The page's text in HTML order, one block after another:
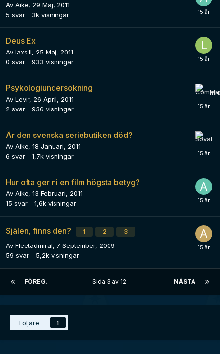
Av Aike, 29 Maj, 2011
5 svar 3k visningar
Deus Ex
Av laxsill, 25 Maj, 2011
0 svar 933 visningar
Psykologiundersokning
Av Levir, 26 April, 2011
2 svar 936 visningar
Är den svenska seriebutiken död?
Av Aike, 18 Januari, 2011
6 svar 1,7k visningar
Hur ofta ger ni en film högsta betyg?
Av Aike, 13 Februari, 2011
15 svar 1,6k visningar
Själen, finns den? 1 2 3
Av Fleetadmiral, 7 September, 2009
59 svar 5,2k visningar
FÖREG. NÄSTA
Sida 3 av 12
Följare 1